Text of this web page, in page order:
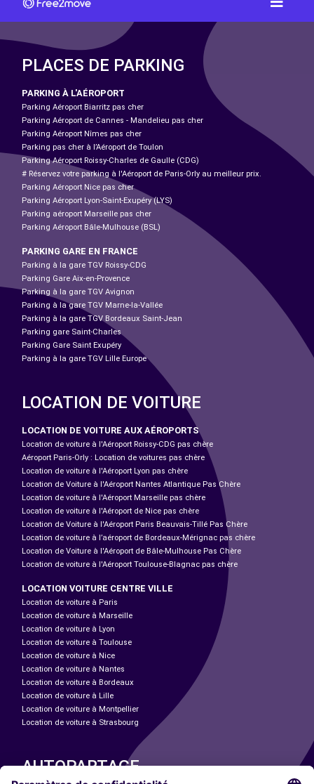
PLACES DE PARKING
PARKING À L'AÉROPORT
Parking Aéroport Biarritz pas cher
Parking Aéroport de Cannes - Mandelieu pas cher
Parking Aéroport Nîmes pas cher
Parking pas cher à l’Aéroport de Toulon
Parking Aéroport Roissy-Charles de Gaulle (CDG)
# Réservez votre parking à l'Aéroport de Paris-Orly au meilleur prix.
Parking Aéroport Nice pas cher
Parking Aéroport Lyon-Saint-Exupéry (LYS)
Parking aéroport Marseille pas cher
Parking Aéroport Bâle-Mulhouse (BSL)
PARKING GARE EN FRANCE
Parking à la gare TGV Roissy-CDG
Parking Gare Aix-en-Provence
Parking à la gare TGV Avignon
Parking à la gare TGV Marne-la-Vallée
Parking à la gare TGV Bordeaux Saint-Jean
Parking gare Saint-Charles
Parking Gare Saint Exupéry
Parking à la gare TGV Lille Europe
LOCATION DE VOITURE
LOCATION DE VOITURE AUX AÉROPORTS
Location de voiture à l'Aéroport Roissy-CDG pas chère
Aéroport Paris-Orly : Location de voitures pas chère
Location de voiture à l'Aéroport Lyon pas chère
Location de Voiture à l'Aéroport Nantes Atlantique Pas Chère
Location de voiture à l'Aéroport Marseille pas chère
Location de voiture à l'Aéroport de Nice pas chère
Location de Voiture à l'Aéroport Paris Beauvais-Tillé Pas Chère
Location de voiture à l’aéroport de Bordeaux-Mérignac pas chère
Location de Voiture à l'Aéroport de Bâle-Mulhouse Pas Chère
Location de voiture à l'Aéroport Toulouse-Blagnac pas chère
LOCATION VOITURE CENTRE VILLE
Location de voiture à Paris
Location de voiture à Marseille
Location de voiture à Lyon
Location de voiture à Toulouse
Location de voiture à Nice
Location de voiture à Nantes
Location de voiture à Bordeaux
Location de voiture à Lille
Location de voiture à Montpellier
Location de voiture à Strasbourg
AUTOPARTAGE